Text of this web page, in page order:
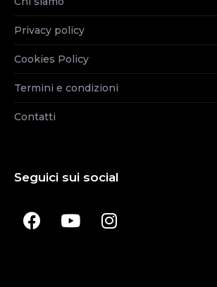
Privacy policy
Cookies Policy
Termini e condizioni
Contatti
Seguici sui social